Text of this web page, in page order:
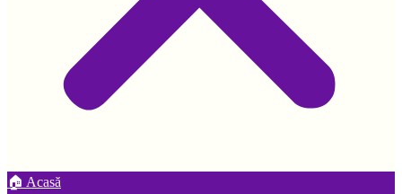
🏠 Acasă